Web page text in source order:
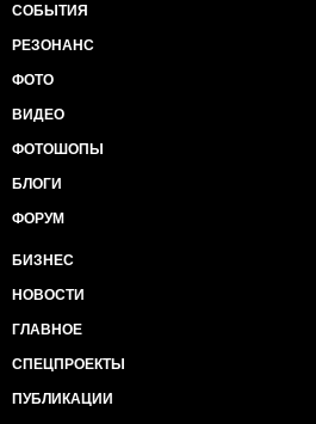
СОБЫТИЯ
РЕЗОНАНС
ФОТО
ВИДЕО
ФОТОШОПЫ
БЛОГИ
ФОРУМ
БИЗНЕС
НОВОСТИ
ГЛАВНОЕ
СПЕЦПРОЕКТЫ
ПУБЛИКАЦИИ